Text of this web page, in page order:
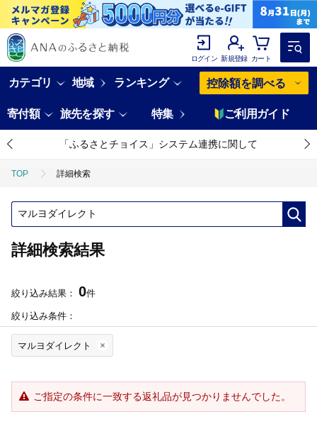
ログイン 新規登録 カート
カテゴリ 地域 ランキング 控除額を調べる
寄付額 旅先を探す 特集 ご利用ガイド
「ふるさとチョイス」システム連携に関して
TOP 詳細検索
詳細検索結果
絞り込み結果： 0件
絞り込み条件：
マルヨダイレクト
ご指定の条件に一致する返礼品が見つかりませんでした。